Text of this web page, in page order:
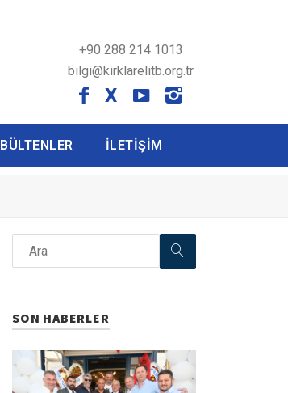
+90 288 214 1013
bilgi@kirklarelitb.org.tr
X
BÜLTENLER İLETİŞİM
SON HABERLER